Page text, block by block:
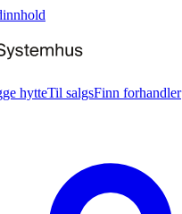
hytteTil salgsFinn forhandler